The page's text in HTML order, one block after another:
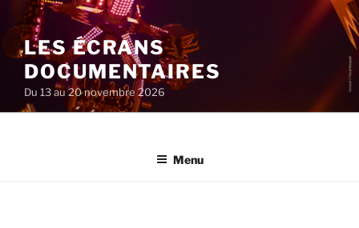
au
contenu
principal
LES ÉCRANS
DOCUMENTAIRES
Du 13 au 20 novembre 2026
Menu